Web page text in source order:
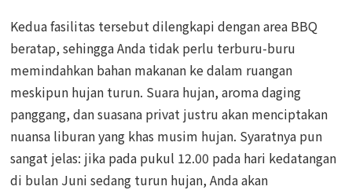
Kedua fasilitas tersebut dilengkapi dengan area BBQ
beratap, sehingga Anda tidak perlu terburu-buru
memindahkan bahan makanan ke dalam ruangan
meskipun hujan turun. Suara hujan, aroma daging
panggang, dan suasana privat justru akan menciptakan
nuansa liburan yang khas musim hujan. Syaratnya pun
sangat jelas: jika pada pukul 12.00 pada hari kedatangan
di bulan Juni sedang turun hujan, Anda akan